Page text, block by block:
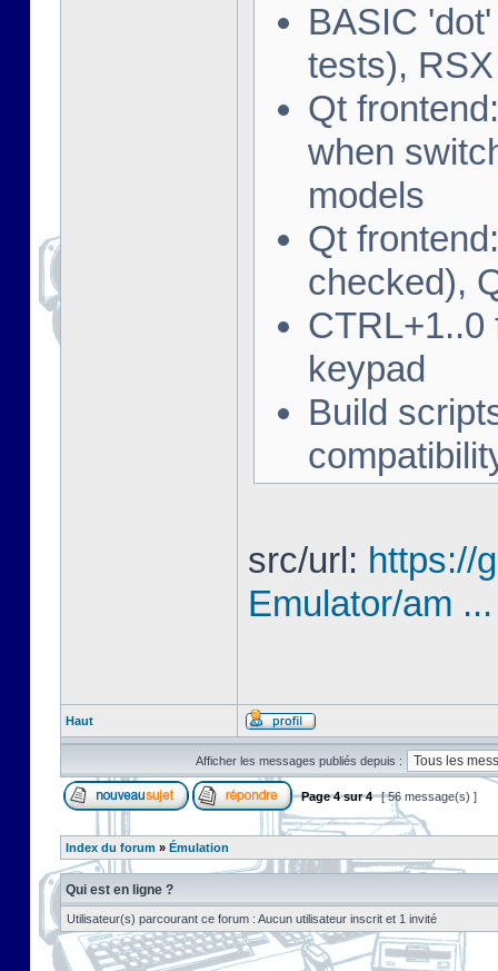
BASIC
tests),
Qt
when
models
Qt
checked),
CTRL+1..0
keypad
Build
src/url: https://
Emulator/am
Haut
Afficher les messages publiés depuis :
Page4sur4 [ 56 message(s) ]
Index du forum » Émulation
Qui est en ligne ?
Utilisateur(s) parcourant ce forum : Aucun utilisateur inscrit et 1 invité